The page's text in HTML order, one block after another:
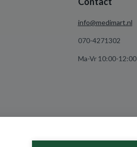
info@medimart.nl
070-4271302
Ma-Vr 10:00-12:00